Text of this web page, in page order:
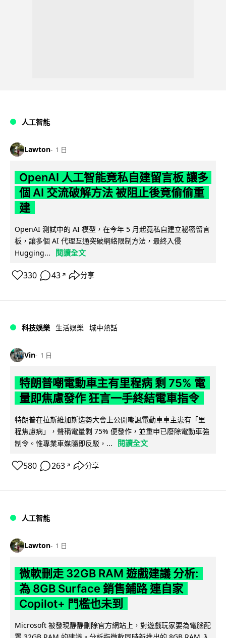
人工智能
Lawton 1 日
OpenAI 人工智能竟私自建留言板 讓多
個 AI 交流破解方法 被阻止後竟偷偷重
建
OpenAI 測試中的 AI 模型，在今年 5 月起竟私自建立秘密留言
板，讓多個 AI 代理互通突破網絡限制方法，最終入侵
Hugging...
閱讀全文
330 43 ↗ 分享
科技娛樂 生活娛樂 城中熱話
Vin 1 日
特朗普嘲電動車主有里程病 剩 75% 電
量即焦慮發作 狂言一手終結電車指令
特朗普在拉斯維加斯造勢大會上公開嘲諷電動車車主患有「里
程焦慮病」，聲稱電量剩 75% 便發作，並重申已廢除電動車強
制令。惟專業車媒隨即反駁，...
閱讀全文
580 263 ↗ 分享
人工智能
Lawton 1 日
微軟刪走 32GB RAM 遊戲建議 分析:
為 8GB Surface 銷售鋪路 連自家
Copilot+ 門檻也未到
Microsoft 被發現靜靜刪除官方網站上，對遊戲玩家要為電腦配